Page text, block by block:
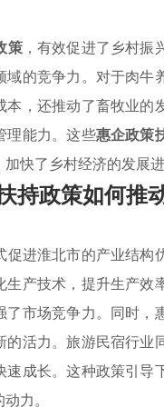
策，有效促进了乡村振
的竞争力。对于肉牛
本，还推动了畜牧业
理能力。这些惠企政策
快了乡村经济的发展进
持政策如何推
促进淮北市的产业结构
生产技术，提升生产
市场竞争力。同时
活力。旅游民宿行
成长。这种政策引
力。